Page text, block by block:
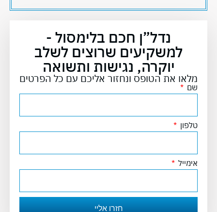
נדל”ן חכם בלימסול -
למשקיעים שרוצים לשלב
יוקרה, נגישות ותשואה
מלאו את הטופס ונחזור אליכם עם כל הפרטים
שם
טלפון
אימייל
חזרו אליי